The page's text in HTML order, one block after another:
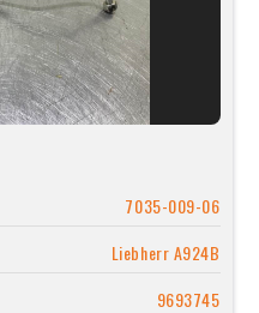
7035-009-06
Liebherr A924B
9693745